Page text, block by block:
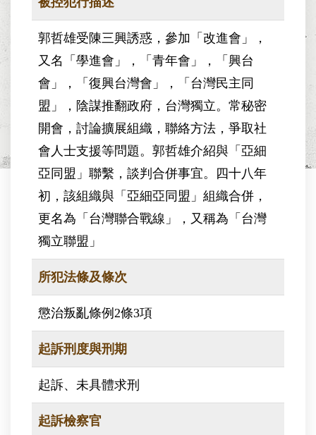
郭哲雄受陳三興誘惑，參加「改進會」，
又名「學進會」，「青年會」，「興台
會」，「復興台灣會」，「台灣民主同
盟」，陰謀推翻政府，台灣獨立。常秘密
開會，討論擴展組織，聯絡方法，爭取社
會人士支援等問題。郭哲雄介紹與「亞細
亞同盟」聯繫，談判合併事宜。四十八年
初，該組織與「亞細亞同盟」組織合併，
更名為「台灣聯合戰線」，又稱為「台灣
獨立聯盟」
所犯法條及條次
懲治叛亂條例2條3項
起訴刑度與刑期
起訴、未具體求刑
起訴檢察官